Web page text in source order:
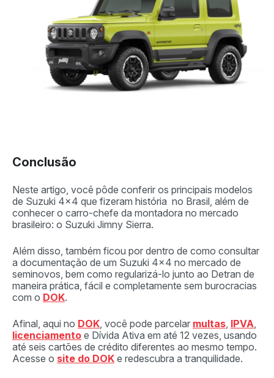
Conclusão
Neste artigo, você pôde conferir os principais modelos
de Suzuki 4×4 que fizeram história no Brasil, além de
conhecer o carro-chefe da montadora no mercado
brasileiro: o Suzuki Jimny Sierra.
Além disso, também ficou por dentro de como consultar
a documentação de um Suzuki 4×4 no mercado de
seminovos, bem como regularizá-lo junto ao Detran de
maneira prática, fácil e completamente sem burocracias
com o DOK.
Afinal, aqui no DOK, você pode parcelar multas, IPVA,
licenciamento e Dívida Ativa em até 12 vezes, usando
até seis cartões de crédito diferentes ao mesmo tempo.
Acesse o site do DOK e redescubra a tranquilidade.